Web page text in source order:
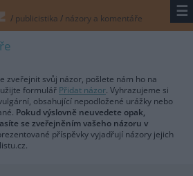
/ publicistika / názory a komentáře ☰
zveřejnit svůj názor, pošlete nám ho na
formulář Přidat názor. Vyhrazujeme si
obsahující nepodložené urážky nebo
Pokud výslovně neuvedete opak,
se zveřejněním vašeho názoru v
příspěvky vyjadřují názory jejich